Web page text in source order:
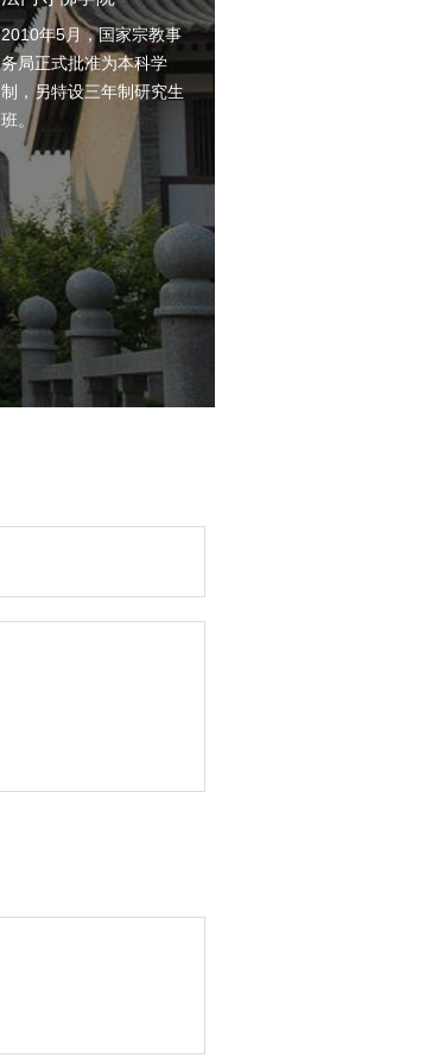
2010年5月，国家宗教事
务局正式批准为本科学
制，另特设三年制研究生
班。